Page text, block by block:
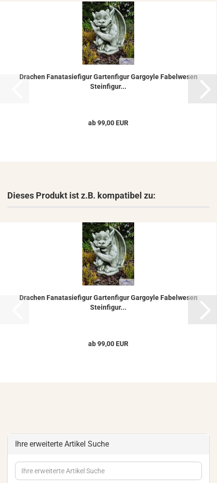
Dra­chen Fa­na­ta­sie­fi­gur Gar­ten­fi­gur Gar­go­yle Fa­bel­we­sen
Stein­fi­gur...
ab 99,00 EUR
Dieses Produkt ist z.B. kompatibel zu:
Dra­chen Fa­na­ta­sie­fi­gur Gar­ten­fi­gur Gar­go­yle Fa­bel­we­sen
Stein­fi­gur...
ab 99,00 EUR
Ihre erweiterte Artikel Suche
Ihre
erweiterte